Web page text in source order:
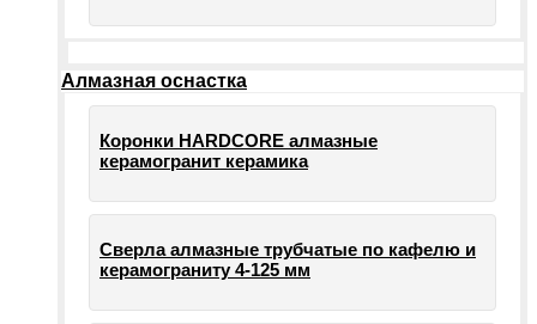
Алмазная оснастка
Коронки HARDCORE алмазные
керамогранит керамика
Сверла алмазные трубчатые по кафелю и
керамограниту 4-125 мм